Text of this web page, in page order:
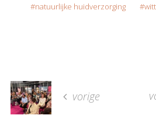
natuurlijke huidverzorging
vorige